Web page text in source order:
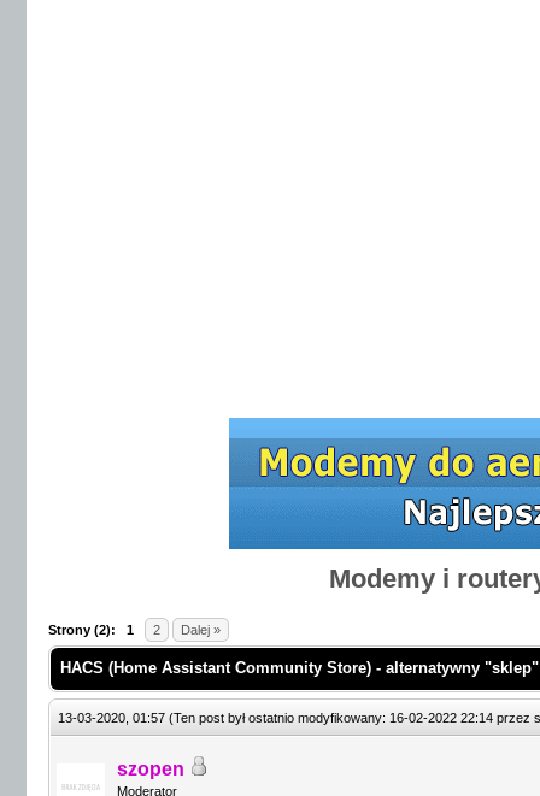
Modemy i
Strony (2): 1 2 Dalej »
HACS (Home Assistant Community Store) - alternatywny
13-03-2020, 01:57 (Ten post był ostatnio modyfikowany: 16-02-2022 22:14 przez
szopen
Moderator